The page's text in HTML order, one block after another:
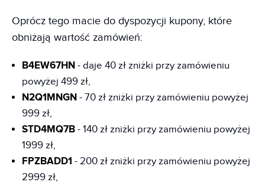
Oprócz tego macie do dyspozycji kupony, które
obniżają wartość zamówień:
B4EW67HN - daje 40 zł zniżki przy zamówieniu
powyżej 499 zł,
N2Q1MNGN - 70 zł zniżki przy zamówieniu powyżej
999 zł,
STD4MQ7B - 140 zł zniżki przy zamówieniu powyżej
1999 zł,
FPZBADD1 - 200 zł zniżki przy zamówieniu powyżej
2999 zł,